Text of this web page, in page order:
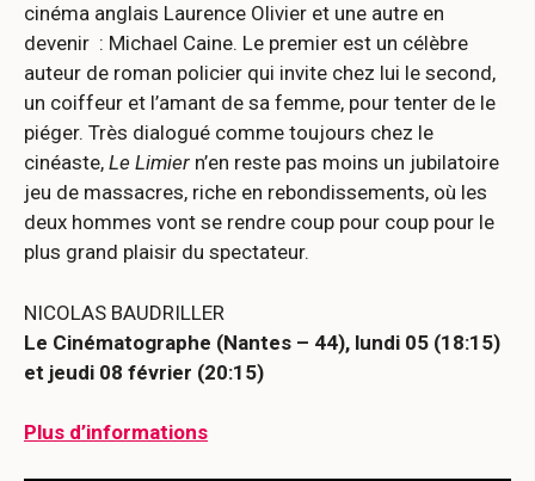
cinéma anglais Laurence Olivier et une autre en
devenir : Michael Caine. Le premier est un célèbre
auteur de roman policier qui invite chez lui le second,
un coiffeur et l’amant de sa femme, pour tenter de le
piéger. Très dialogué comme toujours chez le
cinéaste, Le Limier n’en reste pas moins un jubilatoire
jeu de massacres, riche en rebondissements, où les
deux hommes vont se rendre coup pour coup pour le
plus grand plaisir du spectateur.
NICOLAS BAUDRILLER
Le Cinématographe (Nantes – 44), lundi 05 (18:15)
et jeudi 08 février (20:15)
Plus d’informations